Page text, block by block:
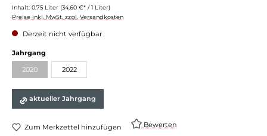
Inhalt: 0.75 Liter (34,60 €* / 1 Liter)
Preise inkl. MwSt. zzgl. Versandkosten
Derzeit nicht verfügbar
Jahrgang
2020 2022
aktueller Jahrgang
Zum Merkzettel hinzufügen Bewerten